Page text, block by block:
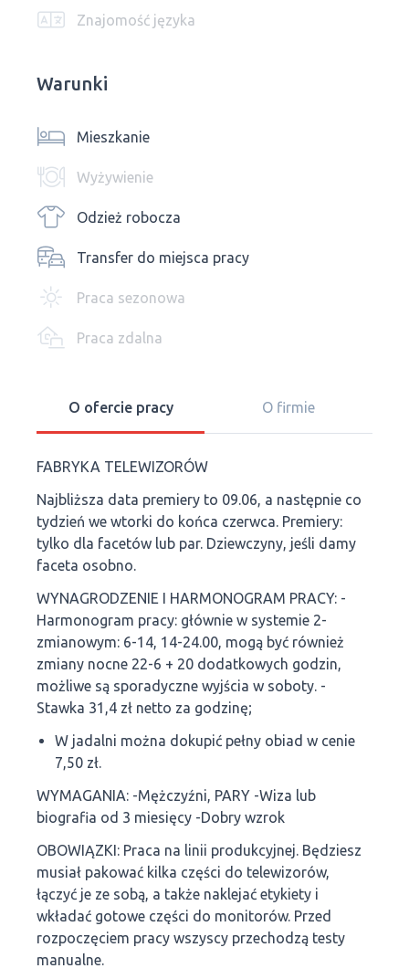
Znajomość języka
Warunki
Mieszkanie
Wyżywienie
Odzież robocza
Transfer do miejsca pracy
Praca sezonowa
Praca zdalna
O ofercie pracy O firmie
FABRYKA TELEWIZORÓW
Najbliższa data premiery to 09.06, a następnie co
tydzień we wtorki do końca czerwca. Premiery:
tylko dla facetów lub par. Dziewczyny, jeśli damy
faceta osobno.
WYNAGRODZENIE I HARMONOGRAM PRACY: -
Harmonogram pracy: głównie w systemie 2-
zmianowym: 6-14, 14-24.00, mogą być również
zmiany nocne 22-6 + 20 dodatkowych godzin,
możliwe są sporadyczne wyjścia w soboty. -
Stawka 31,4 zł netto za godzinę;
W jadalni można dokupić pełny obiad w cenie
7,50 zł.
WYMAGANIA: -Mężczyźni, PARY -Wiza lub
biografia od 3 miesięcy -Dobry wzrok
OBOWIĄZKI: Praca na linii produkcyjnej. Będziesz
musiał pakować kilka części do telewizorów,
łączyć je ze sobą, a także naklejać etykiety i
wkładać gotowe części do monitorów. Przed
rozpoczęciem pracy wszyscy przechodzą testy
manualne.